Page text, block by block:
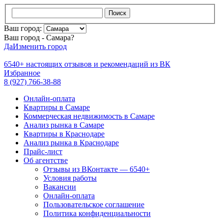
Поиск
Ваш город:
Ваш город - Самара?
ДаИзменить город
6540+ настоящих отзывов и рекомендаций из ВК
Избранное
8 (927) 766-38-88
Онлайн-оплата
Квартиры в Самаре
Коммерческая недвижимость в Самаре
Анализ рынка в Самаре
Квартиры в Краснодаре
Анализ рынка в Краснодаре
Прайс-лист
Об агентстве
Отзывы из ВКонтакте — 6540+
Условия работы
Вакансии
Онлайн-оплата
Пользовательское соглашение
Политика конфиденциальности